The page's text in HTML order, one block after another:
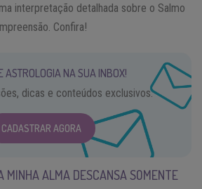
interpretação detalhada sobre o Salmo
Confira!
ASTROLOGIA NA SUA INBOX!
dicas e conteúdos exclusivos.
CADASTRAR AGORA
MINHA ALMA DESCANSA SOMENTE